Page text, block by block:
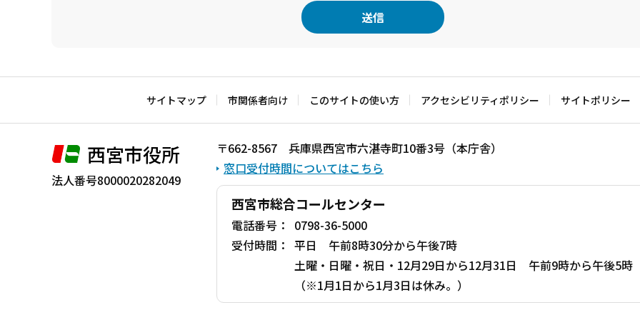
文
で
サイトマップ 市関係者向け このサイトの使い方 アクセシビリティポリシー サイトポリシー
西宮市役所
法人番号8000020282049
〒662-8567 兵庫県西宮市六湛寺町10番3号（本庁舎）
窓口受付時間についてはこちら
西宮市総合コールセンター
電話番号：
0798-36-5000
受付時間： 平日 午前8時30分から午後7時
土曜・日曜・祝日・12月29日から12月31日 午前9時から午後5時
（※1月1日から1月3日は休み。）